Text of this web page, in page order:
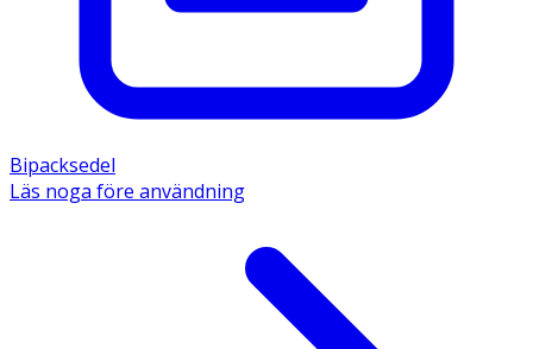
Bipacksedel
Läs noga före användning